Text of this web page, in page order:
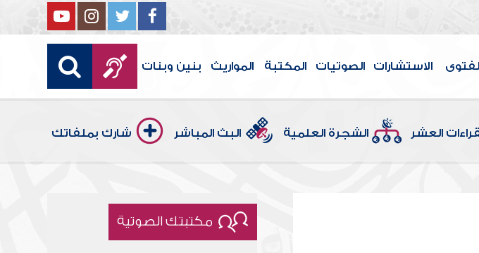
الاستشارات الصوتيات المكتبة المواريث بنين وبنات
العشر الشجرة العلمية البث المباشر شارك بملفاتك
مكتبتك الصوتية